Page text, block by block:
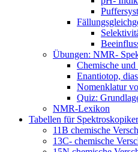
Übungen: NMR-
Chemische
Enantiotop,
Nomenklatur
Quiz:
NMR-Lexikon
Tabellen für
11B chemische
13C- chemische